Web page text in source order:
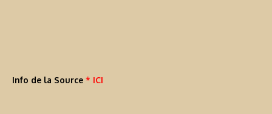
Info de la Source * ICI